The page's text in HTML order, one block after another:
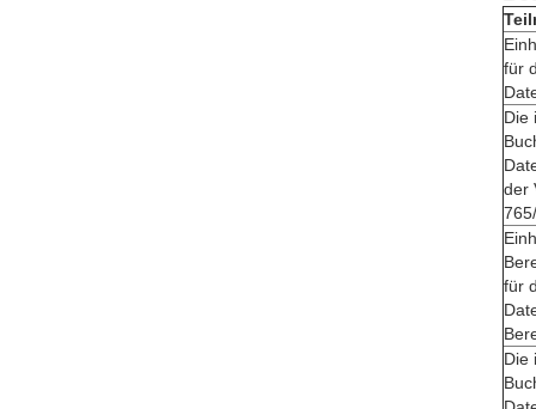
für
Die
der
für
Die